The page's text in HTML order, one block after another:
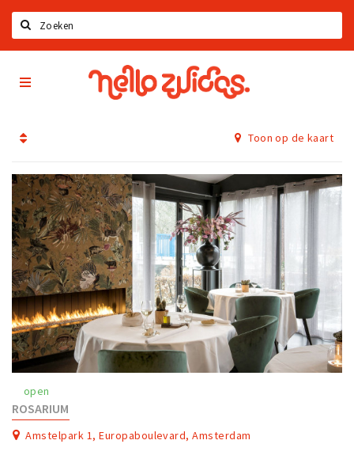
Home
Upcoming events
Offers & Deals
Restaurants
Bars
Hotels
Shops
Live
Work
Education
Hello
Zuidas
App
Toon op de kaart
open
ROSARIUM
Amstelpark 1, Europaboulevard, Amsterdam